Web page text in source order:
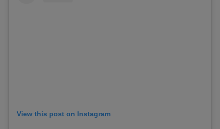
View this post on Instagram